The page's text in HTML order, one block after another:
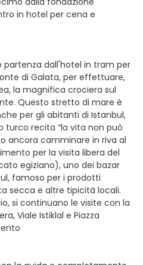
in hotel per cena e
partenza dall'hotel in tram per
di Galata, per effettuare,
la magnifica crociera sul
Questo stretto di mare è
per gli abitanti di Istanbul,
recita “la vita non può
ancora camminare in riva al
per la visita libera del
egiziano), uno dei bazar
famoso per i prodotti
secca e altre tipicità locali.
si continuano le visite con la
Viale Istiklal e Piazza